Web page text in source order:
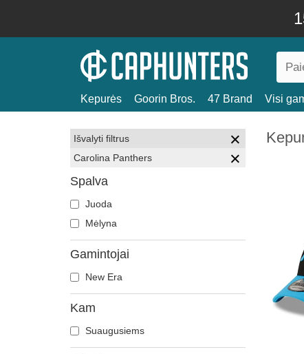
Kepurės Goorin Bros. 47 Brand Visi
Išvalyti filtrus
Carolina Panthers
Spalva
Juoda
Mėlyna
Gamintojai
New Era
Kam
Suaugusiems